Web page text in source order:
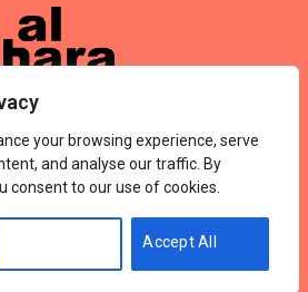
your browsing experience, serve
and analyse our traffic. By
consent to our use of cookies.
Accept All
About UsPolítica De Privacidad
PolicyForums
© 2024 Alharaca